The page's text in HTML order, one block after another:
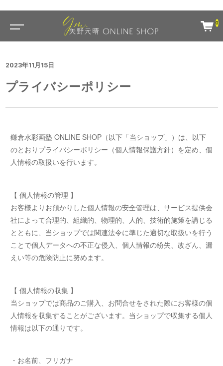
0
2023年11月15日
プライバシーポリシー
鎌倉水彩画塾 ONLINE SHOP（以下「当ショップ」）は、以下
のとおりプライバシーポリシー（個人情報保護方針）を定め、個
人情報の取扱いを行います。
【 個人情報の管理 】
お客様よりお預かりした個人情報の安全管理は、サービス提供会
社によって合理的、組織的、物理的、人的、技術的施策を講じる
とともに、当ショップでは関連法令に準じた適切な取扱いを行う
ことで個人データへの不正な侵入、個人情報の紛失、改ざん、漏
えい等の危険防止に努めます。
【 個人情報の収集 】
当ショップでは商品のご購入、お問合せをされた際にお客様の個
人情報を収集することがございます。当ショップで収集する個人
情報は以下の通りです。
・お名前、フリガナ